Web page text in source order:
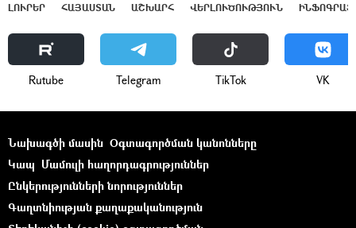
ԼՈՒՐԵՐ ՀԱՅԱՍՏԱՆ ԱՇԽԱՐՀ ՎԵՐԼՈՒԾՈՒԹՅՈՒՆ
Rutube Telegram ТikТоk VK
Նախագծի մասին Օգտագործման կանոնները
Կապ Մամուլի հաղորդագրություններ
Ընկերությունների նորություններ
Գաղտնիության քաղաքականություն